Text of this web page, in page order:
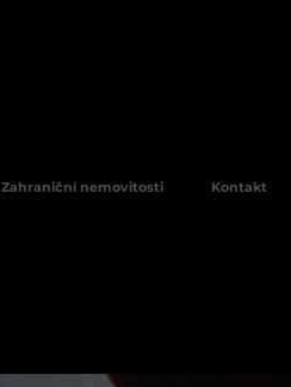
Zahraniční nemovitosti Kontakt